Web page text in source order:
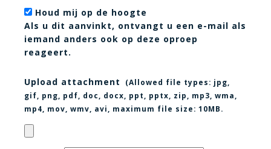
Houd mij op de hoogte
Als u dit aanvinkt, ontvangt u een e-mail als
iemand anders ook op deze oproep
reageert.
Upload attachment (Allowed file types: jpg,
gif, png, pdf, doc, docx, ppt, pptx, zip, mp3, wma,
mp4, mov, wmv, avi
, maximum file size: 10MB.